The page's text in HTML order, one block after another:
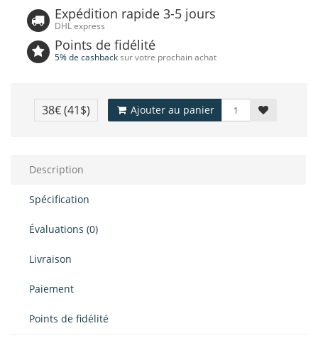
Expédition rapide 3-5 jours
DHL express
Points de fidélité
5% de cashbacksur votre prochain achat
38€(41$) Ajouter au panier
Description
Spécification
Évaluations (0)
Livraison
Paiement
Points de fidélité